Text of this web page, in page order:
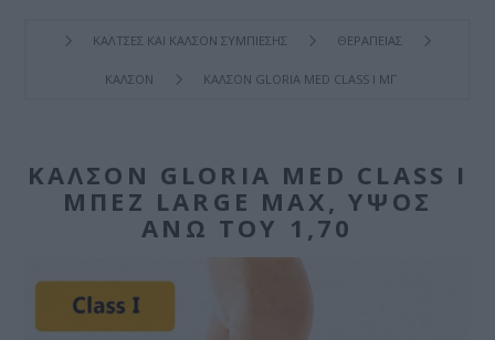
ΚΑΛΤΣΕΣ ΚΑΙ ΚΑΛΣΟΝ ΣΥΜΠΙΕΣΗΣ ΘΕΡΑΠΕΙΑΣ
ΚΑΛΣΟΝ ΚΑΛΣΌΝ GLORIA MED CLASS I ΜΠΕΖ LARGE
ΚΑΛΣΌΝ GLORIA MED CLASS I
ΜΠΕΖ LARGE MAX, ΎΨΟΣ
ΆΝΩ ΤΟΥ 1,70